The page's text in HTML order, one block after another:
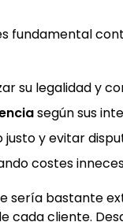
fundamental
su legalidad y
según sus
y evitar
costes
sería bastante
cada cliente.